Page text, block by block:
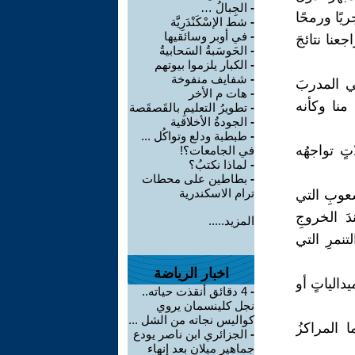
ورمحًا
نتائجَ
المدربَ
وكأنه
تواجهُه
التي
الخروجِ
التي
أو
المراكزُ
- الجِبالُ …
- شط الإسْكَنْدَرِيَّة
- في أوبر وسائقيها
- الحَوسَبةُ السَحابيةُ
- الكبار يلزموا بيوتهم
- شفايف منفوخة
- هات م الأخر
- تطويرُ التعليمِ بالقَصقَصة
- الجودةُ الأخلاقية
- طبطبة ودلع وتواكُل ...
في الجامعات؟!
- لماذا نكتبُ؟
- بطاطين على محطات
ترام الاسكندرية
المزيد.....
اخبار الرياضة
-
4 دقائق أنقذت حياته..
نجل كلينسمان يروي
كواليس نجاته من الشل ...
- الجزائري ابن ناصر يودع
جماهير ميلان بعد إنهاء